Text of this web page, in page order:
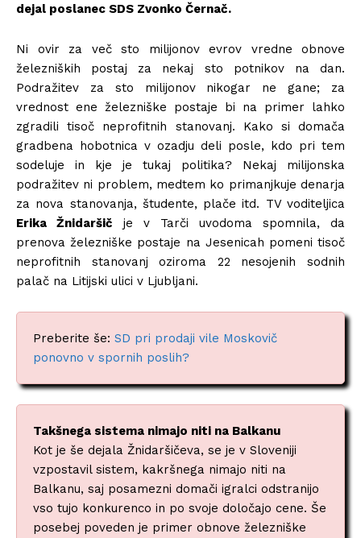
dejal poslanec SDS Zvonko Černač.
Ni ovir za več sto milijonov evrov vredne obnove
železniških postaj za nekaj sto potnikov na dan.
Podražitev za sto milijonov nikogar ne gane; za
vrednost ene železniške postaje bi na primer lahko
zgradili tisoč neprofitnih stanovanj. Kako si domača
gradbena hobotnica v ozadju deli posle, kdo pri tem
sodeluje in kje je tukaj politika? Nekaj milijonska
podražitev ni problem, medtem ko primanjkuje denarja
za nova stanovanja, študente, plače itd. TV voditeljica
Erika Žnidaršič je v Tarči uvodoma spomnila, da
prenova železniške postaje na Jesenicah pomeni tisoč
neprofitnih stanovanj oziroma 22 nesojenih sodnih
palač na Litijski ulici v Ljubljani.
Preberite še: SD pri prodaji vile Moskovič
ponovno v spornih poslih?
Takšnega sistema nimajo niti na Balkanu
Kot je še dejala Žnidaršičeva, se je v Sloveniji
vzpostavil sistem, kakršnega nimajo niti na
Balkanu, saj posamezni domači igralci odstranijo
vso tujo konkurenco in po svoje določajo cene. Še
posebej poveden je primer obnove železniške